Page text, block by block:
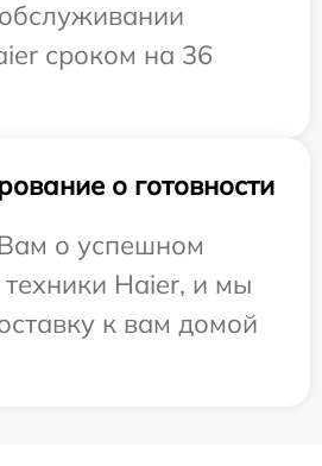
сроком на 36
о готовности
о успешном
Haier, и мы
к вам домой